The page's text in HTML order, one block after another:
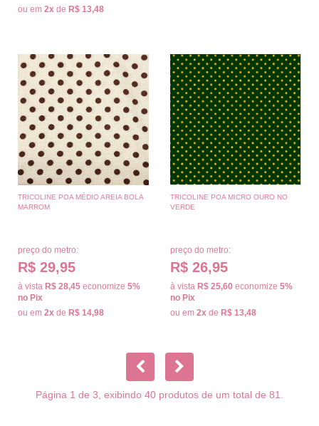
ou em 2x de R$ 13,48
TRICOLINE POA MÉDIO AREIA BOLA
MARROM
preço do metro:
R$ 29,95
à vista R$ 28,45 economize 5%
no Pix
ou em 2x de R$ 14,98
TRICOLINE POA MICRO OURO NO
VERDE
preço do metro:
R$ 26,95
à vista R$ 25,60 economize 5%
no Pix
ou em 2x de R$ 13,48
Página 1 de 3, exibindo 40 produtos de um total de 81.